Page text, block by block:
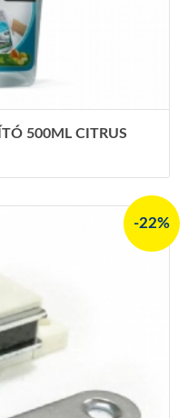
500ML CITRUS
-22%